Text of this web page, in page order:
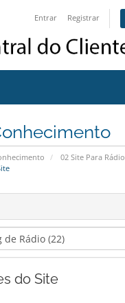
Entrar Registrar
02 Site Para Rádio
do Site